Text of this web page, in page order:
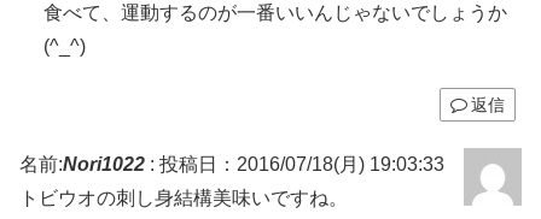
食べて、運動するのが一番いいんじゃないでしょうか
(^_^)
返信
名前:Nori1022 : 投稿日：2016/07/18(月) 19:03:33
トビウオの刺し身結構美味いですね。